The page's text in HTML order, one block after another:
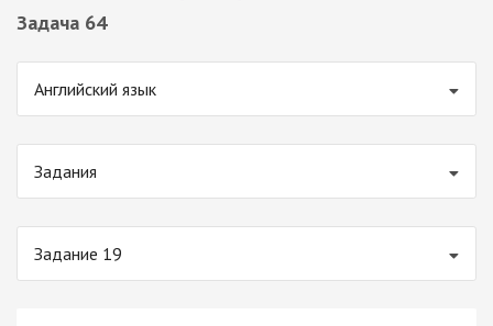
Задача 64
Английский язык
Задания
Задание 19